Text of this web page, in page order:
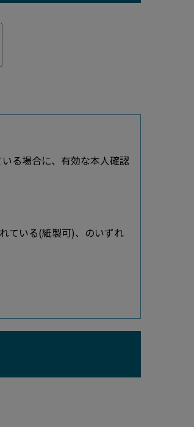
る場合に、有効な本人確認
ている(紙製可)、のいずれ